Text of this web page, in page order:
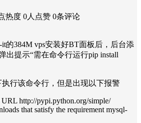
热度 0人点赞 0条评论
的384M vps安装好BT面板后，后台添
出提示“需在命令行运行pip install
行该命令行，但是出现以下报警
URL http://pypi.python.org/simple/
that satisfy the requirement mysql-